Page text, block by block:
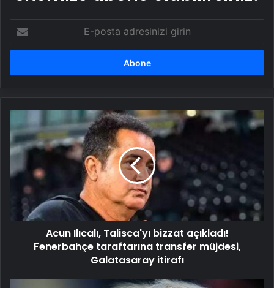
posta
adresinizi
Ilıcalı,
Talisca'yı
bizzat
açıkladı!
Fenerbahçe
taraftarına
transfer
müjdesi,
GalatasarayAcun Ilıcalı, Talisca'yı bizzat açıkladı!
Fenerbahçe taraftarına transfer müjdesi,
Galatasaray itirafı